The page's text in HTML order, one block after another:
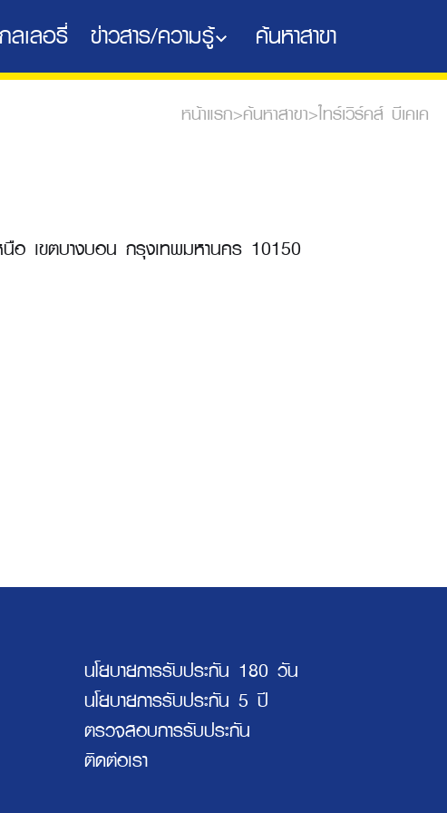
ลเลอรี่ ข่าวสาร/ความรู้ ค้นหาสาขา
หน้าแรก>ค้นหาสาขา>ไทร์เวิร์คส์ บีเคเค
อ เขตบางบอน กรุงเทพมหานคร 10150
นโยบายการรับประกัน 180 วัน
นโยบายการรับประกัน 5 ปี
ตรวจสอบการรับประกัน
ติดต่อเรา